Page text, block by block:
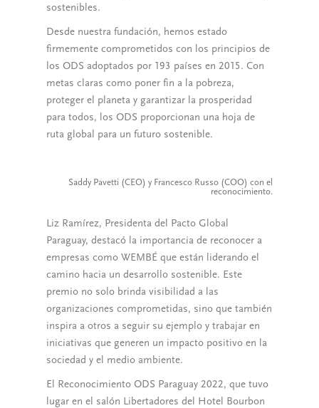
sostenibles.
Desde nuestra fundación, hemos estado
firmemente comprometidos con los principios de
los ODS adoptados por 193 países en 2015. Con
metas claras como poner fin a la pobreza,
proteger el planeta y garantizar la prosperidad
para todos, los ODS proporcionan una hoja de
ruta global para un futuro sostenible.
Saddy Pavetti (CEO) y Francesco Russo (COO) con el
reconocimiento.
Liz Ramírez, Presidenta del Pacto Global
Paraguay, destacó la importancia de reconocer a
empresas como WEMBÉ que están liderando el
camino hacia un desarrollo sostenible. Este
premio no solo brinda visibilidad a las
organizaciones comprometidas, sino que también
inspira a otros a seguir su ejemplo y trabajar en
iniciativas que generen un impacto positivo en la
sociedad y el medio ambiente.
El Reconocimiento ODS Paraguay 2022, que tuvo
lugar en el salón Libertadores del Hotel Bourbon